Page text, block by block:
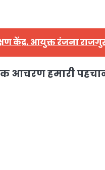
केंद्र, आयुक्त रंजना राजगुरु
आचरण हमारी